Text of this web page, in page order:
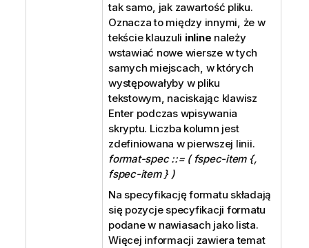
tak samo, jak zawartość pliku.
Oznacza to między innymi, że w
tekście klauzuli inline należy
wstawiać nowe wiersze w tych
samych miejscach, w których
występowałyby w pliku
tekstowym, naciskając klawisz
Enter podczas wpisywania
skryptu. Liczba kolumn jest
zdefiniowana w pierwszej linii.
format-spec ::= ( fspec-item {,
fspec-item } )
Na specyfikację formatu składają
się pozycje specyfikacji formatu
podane w nawiasach jako lista.
Więcej informacji zawiera temat